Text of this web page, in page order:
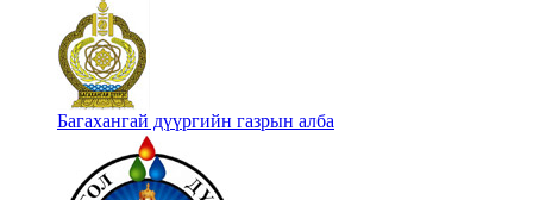
Багахангай дүүргийн газрын алба